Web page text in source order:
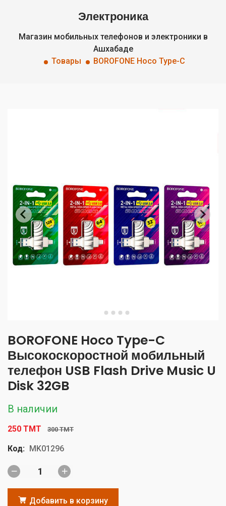
Электроника
Магазин мобильных телефонов и электроники в
Ашхабаде
Товары
BOROFONE Hoco Type-C
BOROFONE Hoco Type-C
Высокоскоростной мобильный
телефон USB Flash Drive Music U
Disk 32GB
В наличии
250 TMT 300 TMT
Код: MK01296
Добавить в корзину